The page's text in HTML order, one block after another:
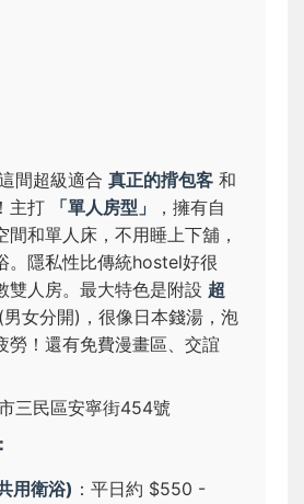
間超級適合 真正的揹包客 和
！主打 「單人房型」
，擁有自
間和單人床，不用睡上下舖，
。隱私性比傳統hostel好很
雙人房。最大特色是附設 超
(男女分開)，很像日本錢湯，泡
勞！還有免費漫畫區、交誼
三民區安寧街454號
用衛浴) ：平日約 $550 -